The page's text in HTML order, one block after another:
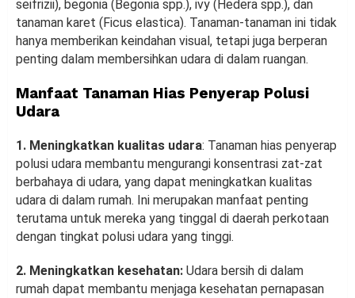
seifrizii), begonia (Begonia spp.), ivy (Hedera spp.), dan
tanaman karet (Ficus elastica). Tanaman-tanaman ini tidak
hanya memberikan keindahan visual, tetapi juga berperan
penting dalam membersihkan udara di dalam ruangan.
Manfaat Tanaman Hias Penyerap Polusi
Udara
1. Meningkatkan kualitas udara: Tanaman hias penyerap
polusi udara membantu mengurangi konsentrasi zat-zat
berbahaya di udara, yang dapat meningkatkan kualitas
udara di dalam rumah. Ini merupakan manfaat penting
terutama untuk mereka yang tinggal di daerah perkotaan
dengan tingkat polusi udara yang tinggi.
2. Meningkatkan kesehatan: Udara bersih di dalam
rumah dapat membantu menjaga kesehatan pernapasan